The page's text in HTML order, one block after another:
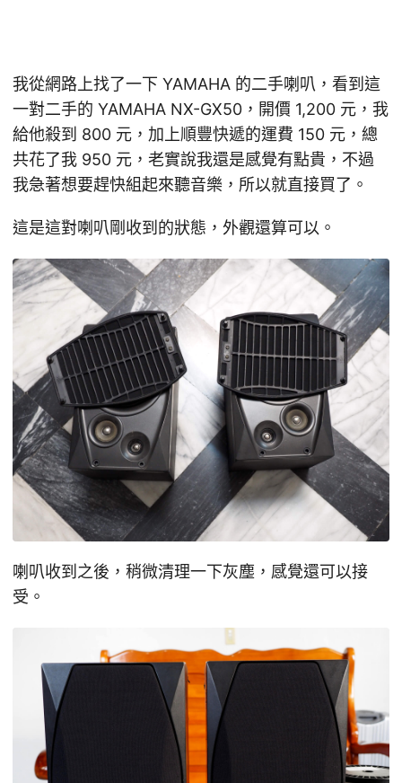
我從網路上找了一下 YAMAHA 的二手喇叭，看到這
一對二手的 YAMAHA NX-GX50，開價 1,200 元，我
給他殺到 800 元，加上順豐快遞的運費 150 元，總
共花了我 950 元，老實說我還是感覺有點貴，不過
我急著想要趕快組起來聽音樂，所以就直接買了。
這是這對喇叭剛收到的狀態，外觀還算可以。
喇叭收到之後，稍微清理一下灰塵，感覺還可以接
受。